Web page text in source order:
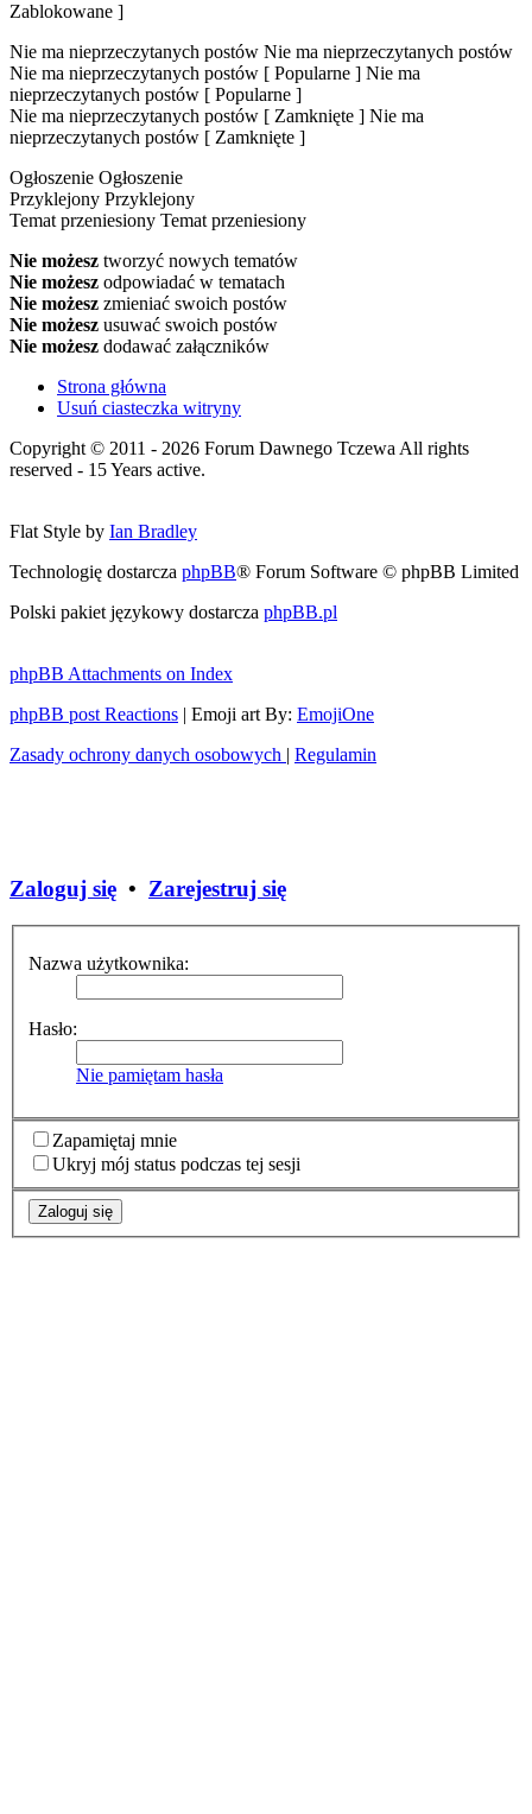
Zablokowane ]
Nie ma nieprzeczytanych postów Nie ma nieprzeczytanych postów
Nie ma nieprzeczytanych postów [ Popularne ] Nie ma
nieprzeczytanych postów [ Popularne ]
Nie ma nieprzeczytanych postów [ Zamknięte ] Nie ma
nieprzeczytanych postów [ Zamknięte ]
Ogłoszenie Ogłoszenie
Przyklejony Przyklejony
Temat przeniesiony Temat przeniesiony
Nie możesz tworzyć nowych tematów
Nie możesz odpowiadać w tematach
Nie możesz zmieniać swoich postów
Nie możesz usuwać swoich postów
Nie możesz dodawać załączników
Strona główna
Usuń ciasteczka witryny
Copyright © 2011 - 2026 Forum Dawnego Tczewa All rights
reserved - 15 Years active.
Flat Style by Ian Bradley
Technologię dostarcza phpBB® Forum Software © phpBB Limited
Polski pakiet językowy dostarcza phpBB.pl
phpBB Attachments on Index
phpBB post Reactions | Emoji art By: EmojiOne
Zasady ochrony danych osobowych | Regulamin
Zaloguj się • Zarejestruj się
Nazwa użytkownika:
Hasło:
Nie pamiętam hasła
Zapamiętaj mnie
Ukryj mój status podczas tej sesji